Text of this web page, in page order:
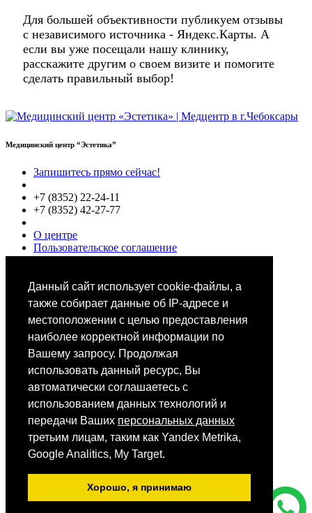
Данный сайт использует cookie-файлы, а
также собирает данные об IP-адресе и
местоположении с целью предоставления
наиболее корректной информации по
Вашему запросу. Продолжая
использовать данный ресурс, Вы
автоматически соглашаетесь с
использованием данных технологий и
передачи Ваших персональных данных
третьим лицам, таким как Yandex Metrika,
Google Analitics, My Target.
Хорошо, я принимаю
Для большей объективности публикуем отзывы
с независимого источника - Яндекс.Карты. А
если вы уже посещали нашу клинику,
расскажите другим о своем визите и помогите
сделать правильный выбор!
Медицинский центр “Эстетика”
Запишитесь прямо сейчас!
+7 (8352) 22-24-11
+7 (8352) 42-27-77
О центре
Пользовательское соглашение
Политики конфиденциальности
Специалисты
Выбор звезд
Мобильное приложение
Android iOS
App Store
Все фотографии размещены на сайте на основании ст.152.1.